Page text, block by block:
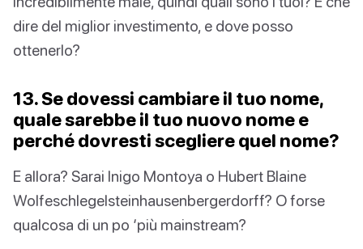
dire del miglior investimento, e dove posso
ottenerlo?
13. Se dovessi cambiare il tuo nome,
quale sarebbe il tuo nuovo nome e
perché dovresti scegliere quel nome?
E allora? Sarai Inigo Montoya o Hubert Blaine
Wolfeschlegelsteinhausenbergerdorff? O forse
qualcosa di un po ‘più mainstream?